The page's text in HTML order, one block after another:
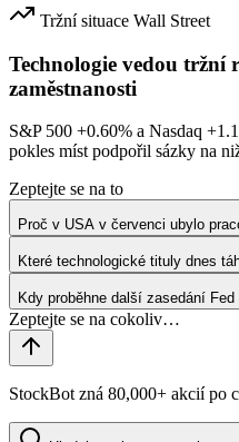
Tržní situace Wall Street
Technologie vedou tržní
zaměstnanosti
S&P 500 +0.60% a Nasdaq
pokles míst podpořil sázky na
Zeptejte se na to
Proč v USA v červenci ubylo
Které technologické tituly dnes
Kdy proběhne další zasedání
StockBot zná 80,000+ akcií po